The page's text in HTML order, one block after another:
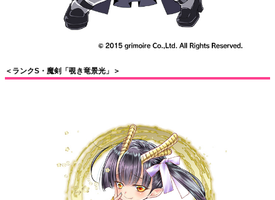
＜ランクS・魔剣「覗き竜景光」＞